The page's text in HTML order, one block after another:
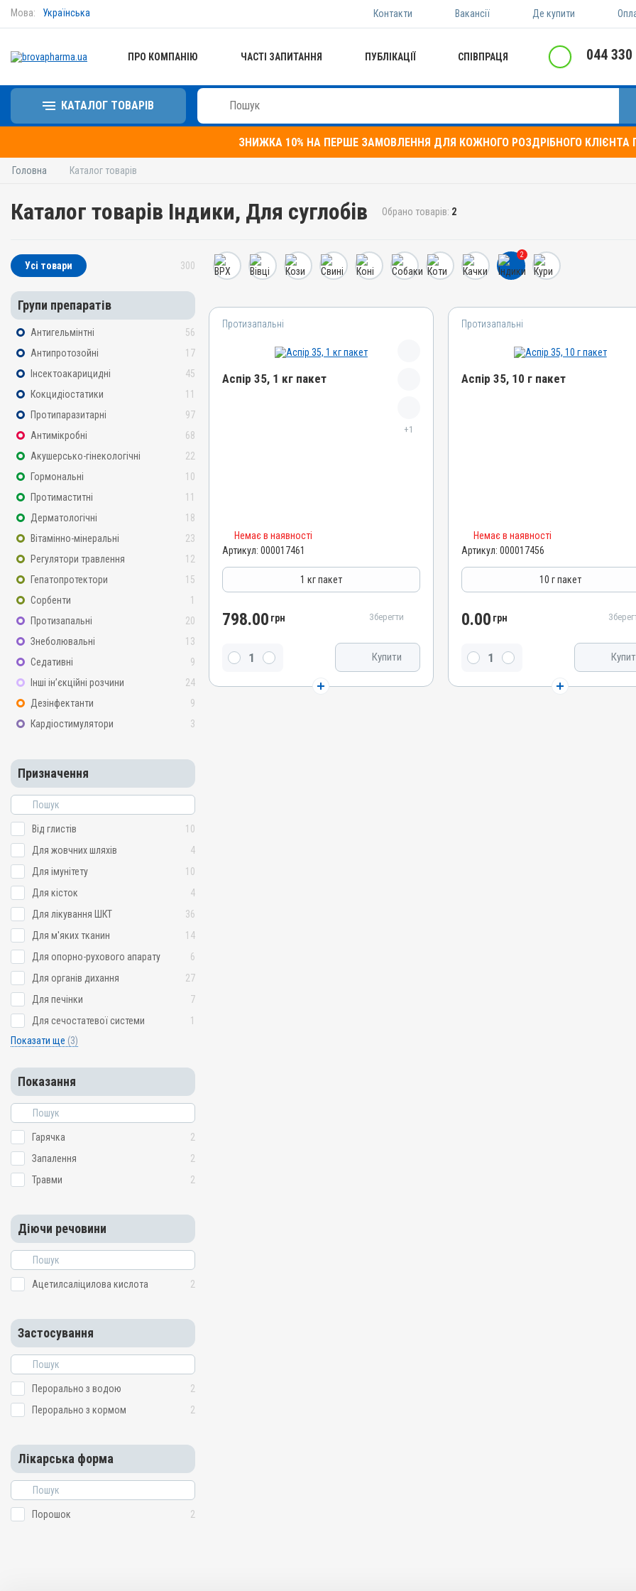
Мова: Українська Контакти Вакансії Де купити
ПРО КОМПАНІЮ ЧАСТІ ЗАПИТАННЯ ПУБЛІКАЦІЇ СПІВПРАЦЯ 044
КАТАЛОГ ТОВАРІВ
ЗНИЖКА 10% НА ПЕРШЕ ЗАМОВЛЕННЯ ДЛЯ КОЖНОГО РОЗДРІБНОГО КЛІЄНТА
Головна Каталог товарів
Каталог товарів Індики, Для суглобів Обрано товарів: 2
Усі товари 300
Групи препаратів
Антигельмінтні
56
Антипротозойні
17
Інсектоакарицидні
45
Кокцидіостатики
11
Протипаразитарні
97
Антимікробні
68
Акушерсько-гінекологічні
22
Гормональні
10
Протимаститні
11
Дерматологічні
18
Вітамінно-мінеральні
23
Регулятори травлення
12
Гепатопротектори
15
Сорбенти
1
Протизапальні
20
Знеболювальні
13
Седативні
9
Інші ін’єкційні розчини
24
Дезінфектанти
9
Кардіостимулятори
3
Призначення
Від глистів
10
Для жовчних шляхів
4
Для імунітету
10
Для кісток
4
Для лікування ШКТ
36
Для м'яких тканин
14
Для опорно-рухового апарату
6
Для органів дихання
27
Для печінки
7
Для сечостатевої системи
1
Показати ще (3)
Показання
Гарячка
2
Запалення
2
Травми
2
Діючи речовини
Ацетилсаліцилова кислота 2
Застосування
Перорально з водою
2
Перорально з кормом
2
Лікарська форма
Порошок 2
2
Протизапальні
Аспір 35, 1 кг пакет
+1
AB-09476-01-21
Групи препаратів
Лікарська форма
Види тварин
Свині, Качки, Індики, Кури
Немає в наявності
Артикул: 000017461
1 кг пакет
798.00 грн Зберегти
Купити
Протизапальні
Аспір 35, 10 г пакет
AB-09476-01-21
Групи препаратів
Лікарська форма
Види тварин
Свині, Качки, Індики, Кури
Немає в наявності
Артикул: 000017456
10 г пакет
0.00 грн